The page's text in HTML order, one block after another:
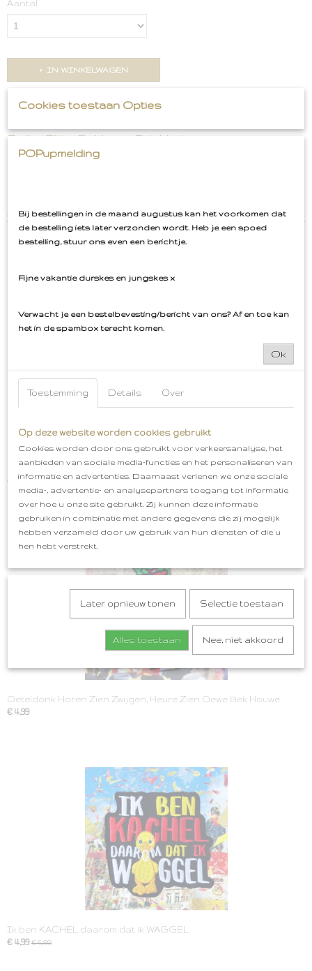
Aantal
IN WINKELWAGEN
Omschrijving
Smiley Glitter Emblemen Oeteldonk
Afmeting 3 x 5,5 cm per embleem
€ 5,99
Oeteldonk Horen Zien Zwijgen, Heure Zien Oewe Bek Houwe
€ 4,99
Ik ben KACHEL daarom dat ik WAGGEL
€ 4,99 € 5,99
Cookies toestaan Opties
POPupmelding
Bij bestellingen in de maand augustus kan het voorkomen dat
de bestelling iets later verzonden wordt. Heb je een spoed
bestelling, stuur ons even een berichtje.
Fijne vakantie durskes en jungskes x
Verwacht je een bestelbevesting/bericht van ons? Af en toe kan
het in de spambox terecht komen.
Ok
Toestemming Details Over
Op deze website worden cookies gebruikt
Cookies worden door ons gebruikt voor verkeersanalyse, het
aanbieden van sociale media-functies en het personaliseren van
informatie en advertenties. Daarnaast verlenen we onze sociale
media-, advertentie- en analysepartners toegang tot informatie
over hoe u onze site gebruikt. Zij kunnen deze informatie
gebruiken in combinatie met andere gegevens die zij mogelijk
hebben verzameld door uw gebruik van hun diensten of die u
hen hebt verstrekt.
Later opnieuw tonen Selectie toestaan
Alles toestaan Nee, niet akkoord